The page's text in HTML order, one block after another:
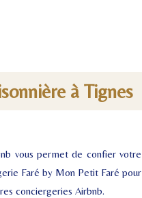
à Tignes
vous permet de confier votre
Faré by Mon Petit Faré pour
conciergeries Airbnb.